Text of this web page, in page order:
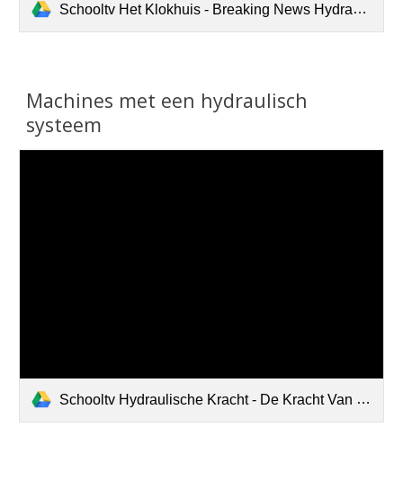
Schooltv Het Klokhuis - Breaking News Hydrauliek-1.m4v
Machines met een hydraulisch
systeem
Schooltv Hydraulische Kracht - De Kracht Van Olie Onder Druk-1.m4v